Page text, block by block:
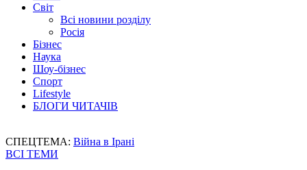
Світ
Всі новини розділу
Росія
Бізнес
Наука
Шоу-бізнес
Спорт
Lifestyle
БЛОГИ ЧИТАЧІВ
СПЕЦТЕМА: Війна в Ірані
ВСІ ТЕМИ